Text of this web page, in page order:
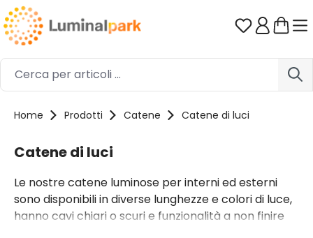
Passa al contenuto principale Hai 0
Home Prodotti Catene Catene di luci
Catene di luci
Le nostre catene luminose per interni ed esterni
sono disponibili in diverse lunghezze e colori di luce,
hanno cavi chiari o scuri e funzionalità a non finire